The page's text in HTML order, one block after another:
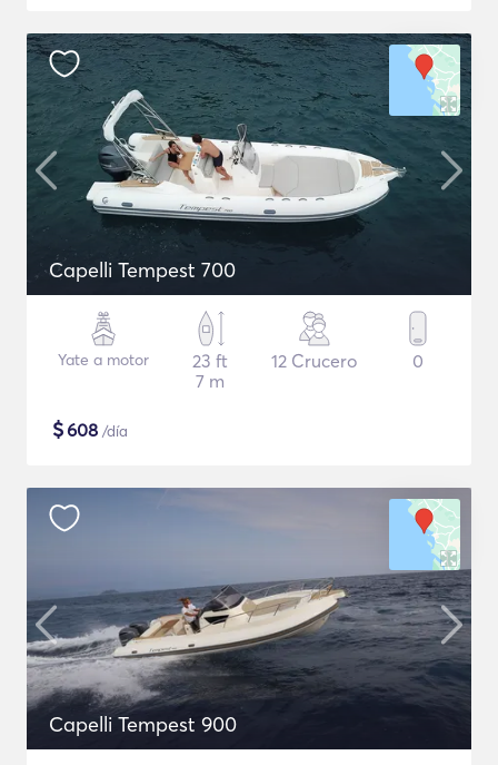
Capelli Tempest 700
Yate a motor
23 ft
7 m
12 Crucero 0
$608 /día
Capelli Tempest 900